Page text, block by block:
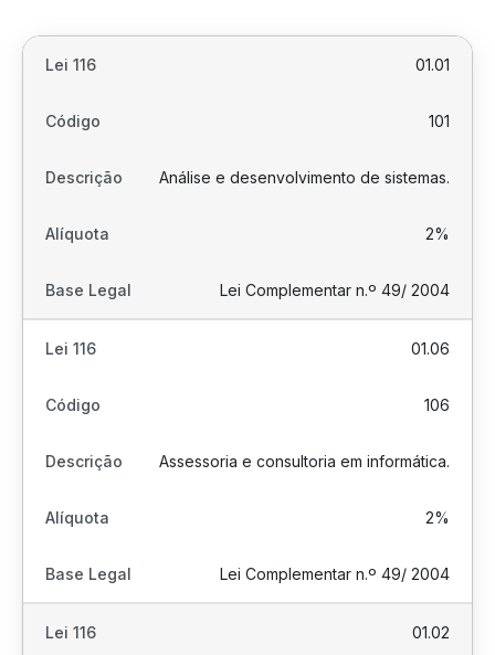
01.01
101
Análise e desenvolvimento de sistemas.
2%
Lei Complementar n.º 49/ 2004
01.06
106
Assessoria e consultoria em informática.
2%
Lei Complementar n.º 49/ 2004
01.02